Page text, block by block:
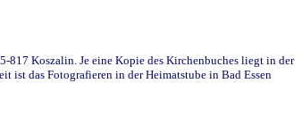
Koszalin. Je eine Kopie des Kirchenbuches liegt in der
ist das Fotografieren in der Heimatstube in Bad Essen